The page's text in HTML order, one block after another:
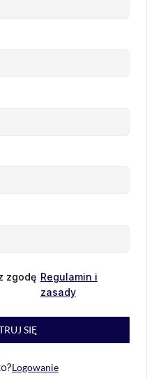
zgodę Regulamin i
zasady
SIĘ
Logowanie